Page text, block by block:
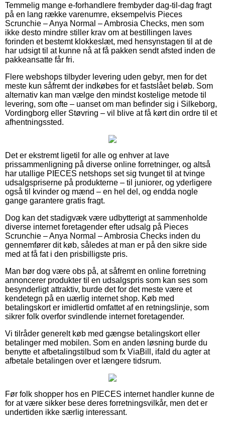
Temmelig mange e-forhandlere frembyder dag-til-dag fragt
på en lang række varenumre, eksempelvis Pieces
Scrunchie – Anya Normal – Ambrosia Checks, men som
ikke desto mindre stiller krav om at bestillingen laves
forinden et bestemt klokkeslæt, med hensynstagen til at de
har udsigt til at kunne nå at få pakken sendt afsted inden de
pakkeansatte får fri.
Flere webshops tilbyder levering uden gebyr, men for det
meste kun såfremt der indkøbes for et fastslået beløb. Som
alternativ kan man vælge den mindst kostelige metode til
levering, som ofte – uanset om man befinder sig i Silkeborg,
Vordingborg eller Støvring – vil blive at få kørt din ordre til et
afhentningssted.
Det er ekstremt ligetil for alle og enhver at lave
prissammenligning på diverse online forretninger, og altså
har utallige PIECES netshops set sig tvunget til at tvinge
udsalgspriserne på produkterne – til juniorer, og yderligere
også til kvinder og mænd – en hel del, og endda nogle
gange garantere gratis fragt.
Dog kan det stadigvæk være udbytterigt at sammenholde
diverse internet foretagender efter udsalg på Pieces
Scrunchie – Anya Normal – Ambrosia Checks inden du
gennemfører dit køb, således at man er på den sikre side
med at få fat i den prisbilligste pris.
Man bør dog være obs på, at såfremt en online forretning
annoncerer produkter til en udsalgspris som kan ses som
besynderligt attraktiv, burde det for det meste være et
kendetegn på en uærlig internet shop. Køb med
betalingskort er imidlertid omfattet af en retningslinje, som
sikrer folk overfor svindlende internet foretagender.
Vi tilråder generelt køb med gængse betalingskort eller
betalinger med mobilen. Som en anden løsning burde du
benytte et afbetalingstilbud som fx ViaBill, ifald du agter at
afbetale betalingen over et længere tidsrum.
Før folk shopper hos en PIECES internet handler kunne de
for at være sikker bese deres forretningsvilkår, men det er
undertiden ikke særlig interessant.